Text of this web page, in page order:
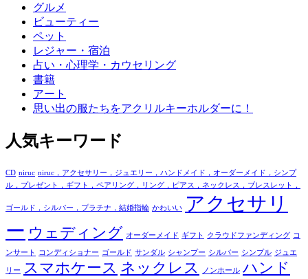
グルメ
ビューティー
ペット
レジャー・宿泊
占い・心理学・カウセリング
書籍
アート
思い出の服たちをアクリルキーホルダーに！
人気キーワード
CD niruc niruc，アクセサリー，ジュエリー，ハンドメイド，オーダーメイド，シンプ
ル，プレゼント，ギフト，ペアリング，リング，ピアス，ネックレス，ブレスレット，
ゴールド，シルバー，プラチナ，結婚指輪 かわいい
アクセサリ
ー ウェディング オーダーメイド ギフト クラウドファンディング コ
ンサート コンディショナー ゴールド サンダル シャンプー シルバー シンプル ジュエ
リー スマホケース ネックレス ノンホール ハンド